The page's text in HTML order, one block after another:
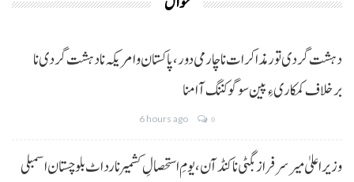
دہشت گردی تور مذاکرات نا چارمی دور،پاکستان و امریکہ نا دہشت گردی نا
برخلاف کمکاری ءِ پین سوگو کننگ آ امنا
6 hours ago 0
وزیراعلیٰ میر سرفراز بگٹی نا کنڈ آن،یومِ استحصالِ کشمیر نا رد اٹ بلوچستان اسمبلی